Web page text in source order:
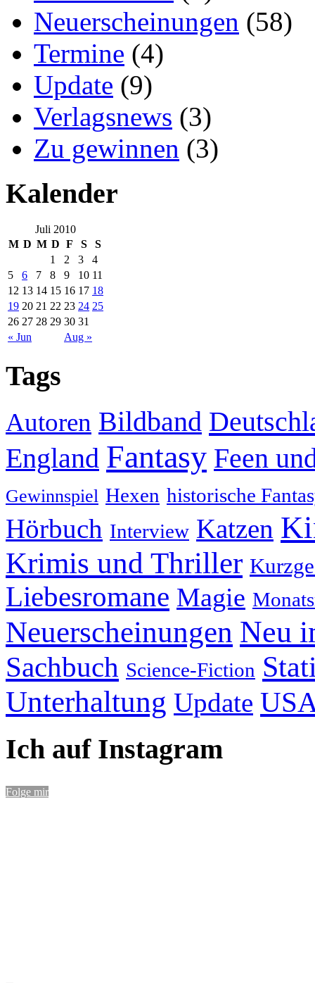
Neuerscheinungen (58)
Termine (4)
Update (9)
Verlagsnews (3)
Zu gewinnen (3)
Kalender
Juli 2010
M D M D F S S
« Jun Aug »
1 2 3
4
5
6 7 8 9 10 11
12 13 14 15 16 17 18
19 20 21 22 23 24 25
26 27 28 29 30 31
Tags
Autoren Bildband
England Fantasy Feen
Gewinnspiel Hexen historische
Hörbuch Interview Katzen
Krimis und Thriller
Liebesromane Magie
Neuerscheinungen Neu
Sachbuch Science-Fiction
Unterhaltung Update
Ich auf Instagram
Folge mir